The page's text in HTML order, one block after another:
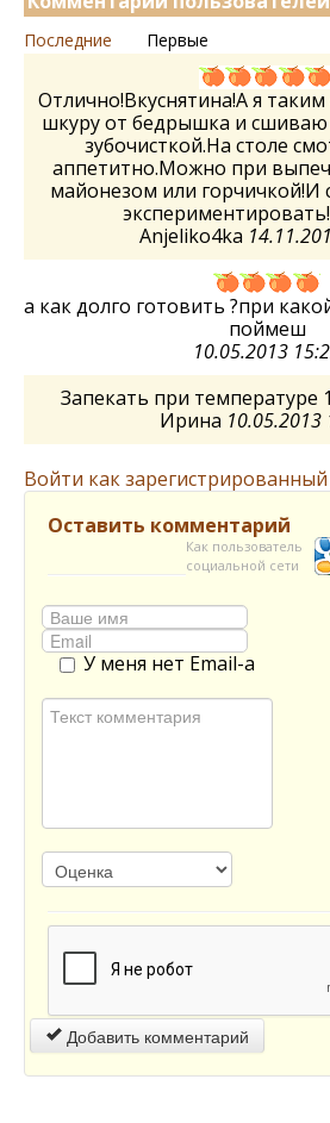
Последние Первые
Отлично!Вкуснятина!А я
шкуру от бедрышка и
зубочисткой.На столе
аппетитно.Можно при
майонезом или
Anjeliko4ka
а как долго готовить ?при
поймеш
10.05.2013
Запекать при температуре
Ирина 10.05.2013
Войти как
Оставить комментарий
Как пользователь
социальной сети
У меня нет Email-а
Добавить комментарий